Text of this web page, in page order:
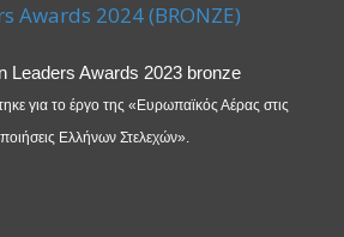
Awards 2024 (BRONZE)
για το έργο της «Ευρωπαϊκός Αέρας στις
Ελλήνων Στελεχών».